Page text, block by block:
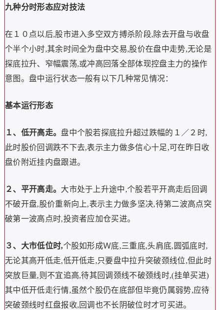
九种分时形态应对技法
在１０点以后,股市进入多空双方搏杀阶段,除去开盘与收盘
个半个小时,其余时间全为盘中交易,股价在盘中走势,无论是
探底拉升、窄幅震荡,或冲高回落全部体现控盘主力的操作
意图。盘中运行状态一般有以下几种常见情况：
基本运行形态
１、低开高走。盘中个股若探底拉升超过跌幅的１／２时,
此时股价回调跌不下去,表示主力做多信心十足,可在昨日收
盘价附近挂内盘跟进。
２、平开高走。 大市处于上升途中,个股若平开高走后回调
不破开盘,股价重新向上,表示主力做多坚决,待第二波高点突
破第一波高点时,投资者应加仓买进。
３、大市低位时,个股如形成Ｗ底,三重底,头肩底,圆弧底时,
无论其高开低走,低开低走,只要盘中拉升突破颈线位,但此时
突放巨量,则不宜追高,待其回调颈线不破颈线时,(挂单买进)
其中低开低走行情,虽然个股仍在底部但毕竟仍属弱势,应待
突破颈线时红盘报收,回调也不长阴破位时才可买进。